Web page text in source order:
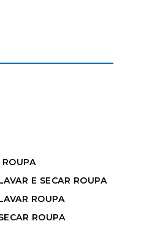
E SECAR ROUPA
ROUPA
ROUPA